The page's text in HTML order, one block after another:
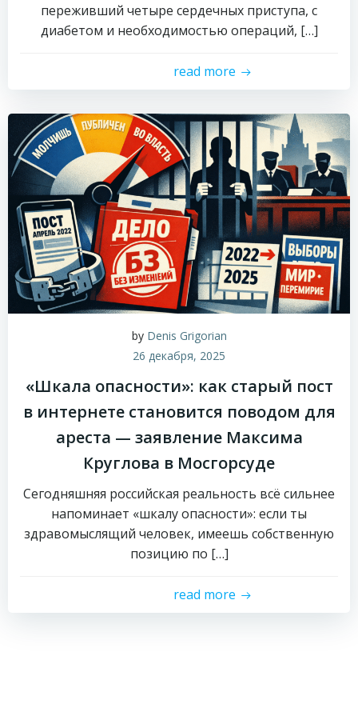
переживший четыре сердечных приступа, с
диабетом и необходимостью операций, […]
read more
by Denis Grigorian
26 декабря, 2025
«Шкала опасности»: как старый пост
в интернете становится поводом для
ареста — заявление Максима
Круглова в Мосгорсуде
Сегодняшняя российская реальность всё сильнее
напоминает «шкалу опасности»: если ты
здравомыслящий человек, имеешь собственную
позицию по […]
read more